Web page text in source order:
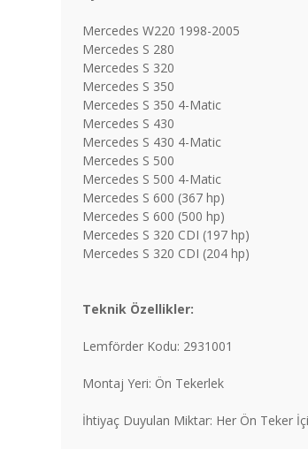
Mercedes W220 1998-2005
Mercedes S 280
Mercedes S 320
Mercedes S 350
Mercedes S 350 4-Matic
Mercedes S 430
Mercedes S 430 4-Matic
Mercedes S 500
Mercedes S 500 4-Matic
Mercedes S 600 (367 hp)
Mercedes S 600 (500 hp)
Mercedes S 320 CDI (197 hp)
Mercedes S 320 CDI (204 hp)
Teknik Özellikler:
Lemförder Kodu: 2931001
Montaj Yeri: Ön Tekerlek
İhtiyaç Duyulan Miktar: Her Ön Teker